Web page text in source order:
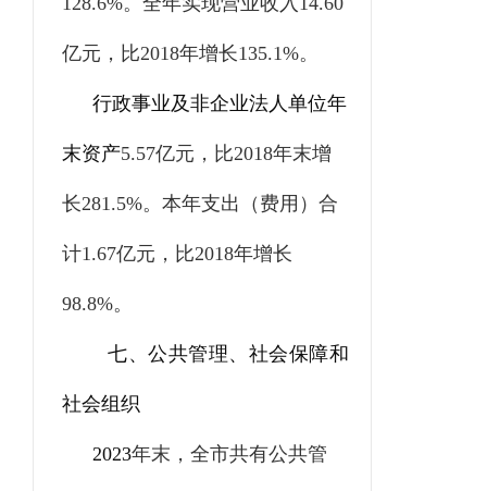
亿元，比2018年增长135.1%。
行政事业及非企业法人单位年
末资产5.57亿元，比2018年末增
长281.5%。本年支出（费用）合
计1.67亿元，比2018年增长
98.8%。
七、公共管理、社会保障和
社会组织
2023年末，全市共有公共管